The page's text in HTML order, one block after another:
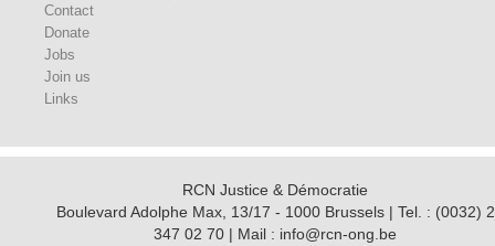
Contact
Donate
Jobs
Join us
Links
RCN Justice & Démocratie
Boulevard Adolphe Max, 13/17 - 1000 Brussels | Tel. : (0032) 2
347 02 70 | Mail : info@rcn-ong.be